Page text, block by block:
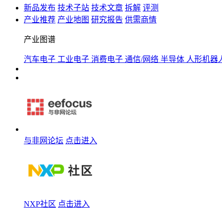
新品发布 技术子站 技术文章 拆解 评测
产业推荐 产业地图 研究报告 供需商情
产业图谱
汽车电子 工业电子 消费电子 通信/网络 半导体 人形机器
与非网论坛 点击进入
NXP社区 点击进入